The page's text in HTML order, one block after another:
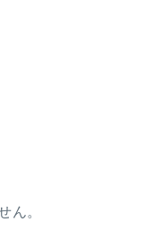
ん。